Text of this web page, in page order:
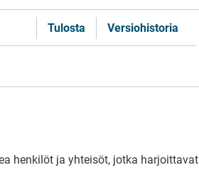
Versiohistoria
Tulosta
henkilöt ja yhteisöt, jotka harjoittavat